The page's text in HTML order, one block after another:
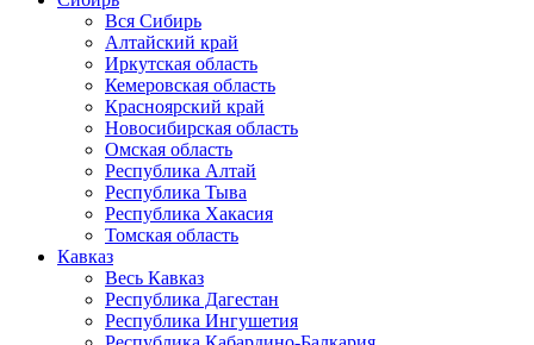
Вся Сибирь
Алтайский край
Иркутская область
Кемеровская область
Красноярский край
Новосибирская область
Омская область
Республика Алтай
Республика Тыва
Республика Хакасия
Томская область
Кавказ
Весь Кавказ
Республика Дагестан
Республика Ингушетия